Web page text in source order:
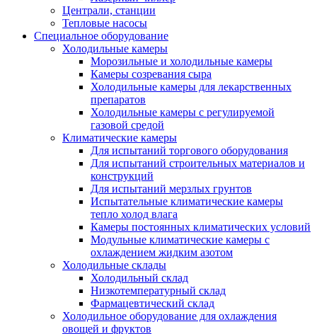
Централи, станции
Тепловые насосы
Специальное оборудование
Холодильные камеры
Морозильные и холодильные камеры
Камеры созревания сыра
Холодильные камеры для лекарственных
препаратов
Холодильные камеры с регулируемой
газовой средой
Климатические камеры
Для испытаний торгового оборудования
Для испытаний строительных материалов и
конструкций
Для испытаний мерзлых грунтов
Испытательные климатические камеры
тепло холод влага
Камеры постоянных климатических условий
Модульные климатические камеры с
охлаждением жидким азотом
Холодильные склады
Холодильный склад
Низкотемпературный склад
Фармацевтический склад
Холодильное оборудование для охлаждения
овощей и фруктов